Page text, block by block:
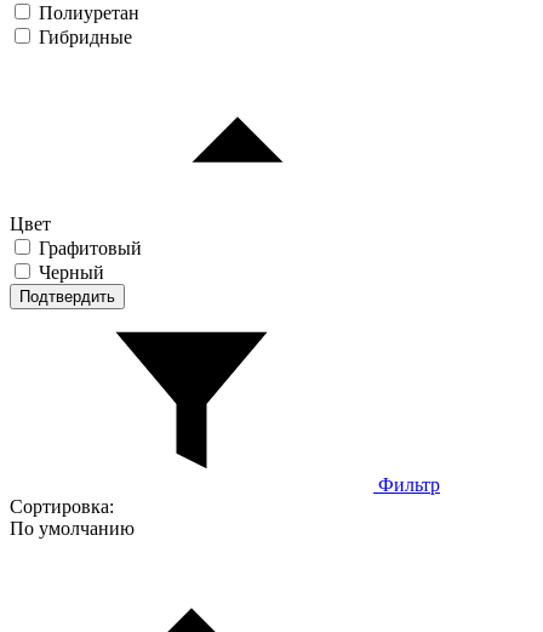
Полиуретан
Гибридные
Цвет
Графитовый
Черный
Подтвердить
Фильтр
Сортировка:
По умолчанию